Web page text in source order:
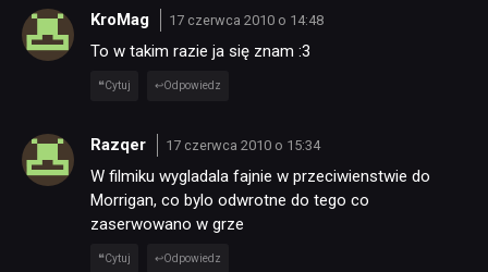
KroMag 17 czerwca 2010 o 14:48
To w takim razie ja się znam :3
Cytuj Odpowiedz
Razqer 17 czerwca 2010 o 15:34
W filmiku wygladala fajnie w przeciwienstwie do
Morrigan, co bylo odwrotne do tego co
zaserwowano w grze
Cytuj Odpowiedz